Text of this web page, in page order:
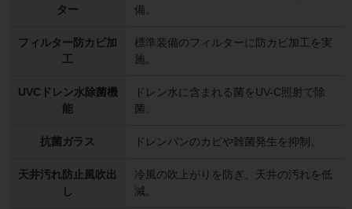
ター
備。
フィルター防カビ加
工
標準装備のフィルターに防カビ加工を実
施。
UVCドレン水除菌機
能
ドレン水に含まれる菌をUV-C照射で除
菌。
抗菌ガラス ドレンパンのカビや雑菌発生を抑制。
天井汚れ防止風吹出
し
冷風の吹上がりを防ぎ、天井の汚れを低
減。